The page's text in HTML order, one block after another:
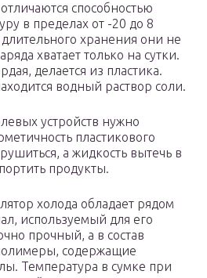
способностью
в пределах от -20 до 8
хранения они не
хватает только на сутки.
делается из пластика.
водный раствор соли.
устройств нужно
пластикового
а жидкость вытечь в
продукты.
холода обладает рядом
используемый для его
прочный, а в состав
содержащие
Температура в сумке при